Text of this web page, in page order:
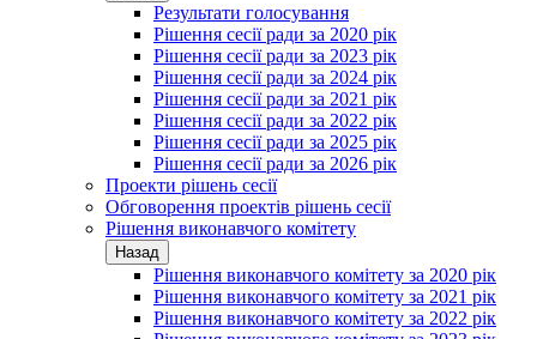
Результати голосування
Рішення сесії ради за 2020 рік
Рішення сесії ради за 2023 рік
Рішення сесії ради за 2024 рік
Рішення сесії ради за 2021 рік
Рішення сесії ради за 2022 рік
Рішення сесії ради за 2025 рік
Рішення сесії ради за 2026 рік
Проекти рішень сесії
Обговорення проектів рішень сесії
Рішення виконавчого комітету
Назад
Рішення виконавчого комітету за 2020 рік
Рішення виконавчого комітету за 2021 рік
Рішення виконавчого комітету за 2022 рік